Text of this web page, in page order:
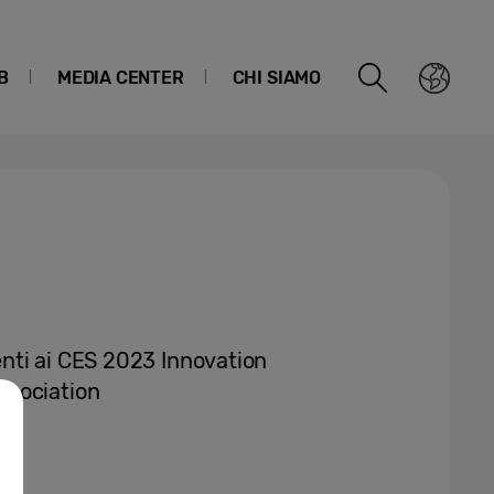
MEDIA CENTER CHI SIAMO
ai CES 2023 Innovation